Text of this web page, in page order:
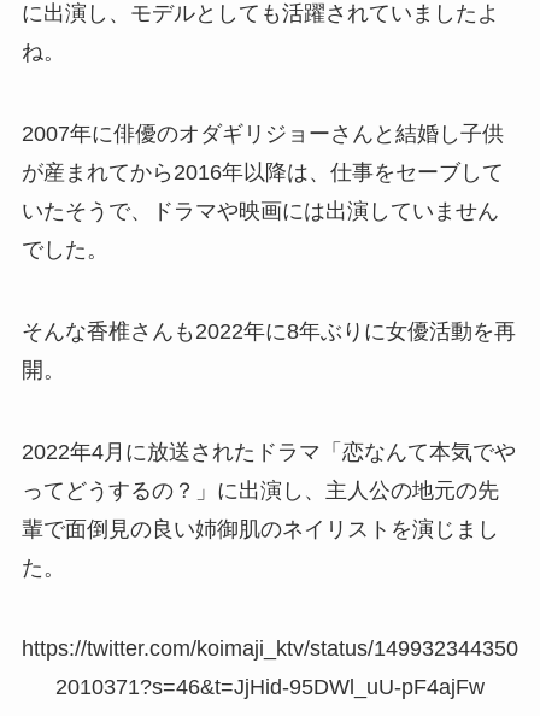
に出演し、モデルとしても活躍されていましたよ
ね。
2007年に俳優のオダギリジョーさんと結婚し子供
が産まれてから2016年以降は、仕事をセーブして
いたそうで、ドラマや映画には出演していません
でした。
そんな香椎さんも2022年に8年ぶりに女優活動を再
開。
2022年4月に放送されたドラマ「恋なんて本気でや
ってどうするの？」に出演し、主人公の地元の先
輩で面倒見の良い姉御肌のネイリストを演じまし
た。
https://twitter.com/koimaji_ktv/status/149932344350
2010371?s=46&t=JjHid-95DWl_uU-pF4ajFw